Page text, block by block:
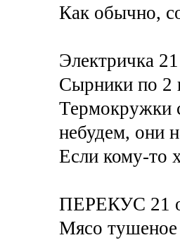
Как обычно,
Электричка
Сырники по 2
Термокружки
небудем, они
Если кому-то
ПЕРЕКУС 21
Мясо тушеное